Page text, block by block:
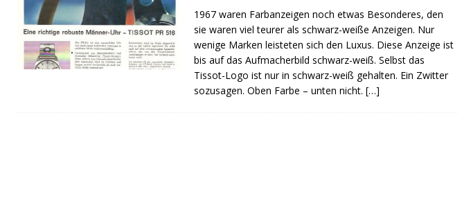
1967 waren Farbanzeigen noch etwas Besonderes, den
sie waren viel teurer als schwarz-weiße Anzeigen. Nur
wenige Marken leisteten sich den Luxus. Diese Anzeige ist
bis auf das Aufmacherbild schwarz-weiß. Selbst das
Tissot-Logo ist nur in schwarz-weiß gehalten. Ein Zwitter
sozusagen. Oben Farbe – unten nicht. […]